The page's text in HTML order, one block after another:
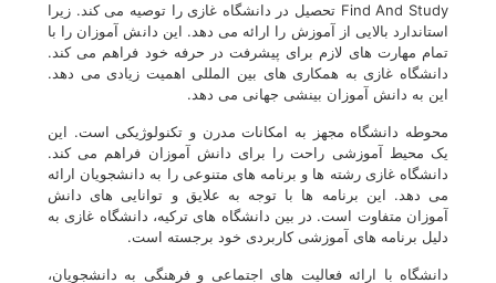
Find And Study تحصیل در دانشگاه غازی را توصیه می کند. زیرا
استاندارد بالایی از آموزش را ارائه می دهد. این دانش آموزان را با
تمام مهارت های لازم برای پیشرفت در حرفه خود فراهم می کند.
دانشگاه غازی به همکاری های بین المللی اهمیت زیادی می دهد.
این به دانش آموزان بینشی جهانی می دهد.
محوطه دانشگاه مجهز به امکانات مدرن و تکنولوژیکی است. این
یک محیط آموزشی راحت را برای دانش آموزان فراهم می کند.
دانشگاه غازی رشته ها و برنامه های متنوعی را به دانشجویان ارائه
می دهد. این برنامه ها با توجه به علایق و توانایی های دانش
آموزان متفاوت است. در بین دانشگاه های ترکیه، دانشگاه غازی به
دلیل برنامه های آموزشی کاربردی خود برجسته است.
دانشگاه با ارائه فعالیت های اجتماعی و فرهنگی به دانشجویان،